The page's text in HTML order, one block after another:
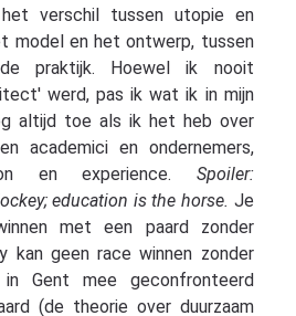
verschil tussen utopie en
model en het ontwerp, tussen
praktijk. Hoewel ik nooit
werd, pas ik wat ik in mijn
altijd toe als ik het heb over
academici en ondernemers,
en experience. Spoiler:
education is the horse. Je
met een paard zonder
kan geen race winnen zonder
Gent mee geconfronteerd
(de theorie over duurzaam